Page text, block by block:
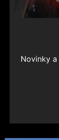
Novinky